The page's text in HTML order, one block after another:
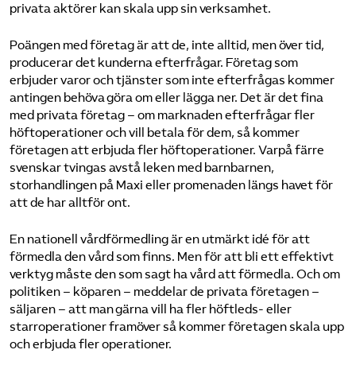
privata aktörer kan skala upp sin verksamhet.
Poängen med företag är att de, inte alltid, men över tid,
producerar det kunderna efterfrågar. Företag som
erbjuder varor och tjänster som inte efterfrågas kommer
antingen behöva göra om eller lägga ner. Det är det fina
med privata företag – om marknaden efterfrågar fler
höftoperationer och vill betala för dem, så kommer
företagen att erbjuda fler höftoperationer. Varpå färre
svenskar tvingas avstå leken med barnbarnen,
storhandlingen på Maxi eller promenaden längs havet för
att de har alltför ont.
En nationell vårdförmedling är en utmärkt idé för att
förmedla den vård som finns. Men för att bli ett effektivt
verktyg måste den som sagt ha vård att förmedla. Och om
politiken – köparen – meddelar de privata företagen –
säljaren – att man gärna vill ha fler höftleds- eller
starroperationer framöver så kommer företagen skala upp
och erbjuda fler operationer.